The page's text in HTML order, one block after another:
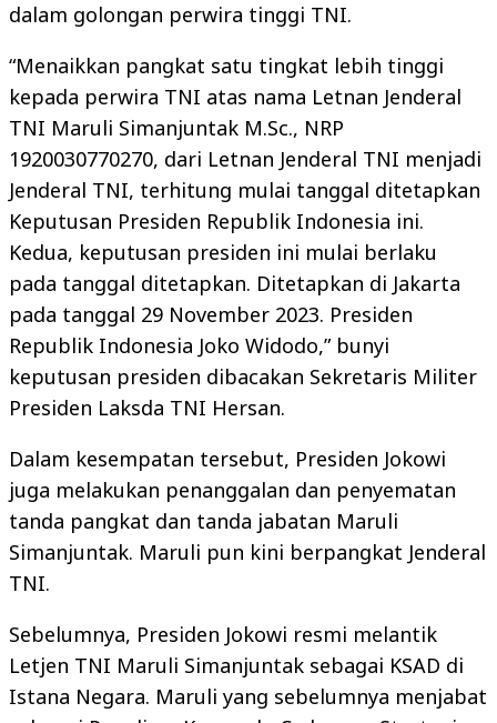
dalam golongan perwira tinggi TNI.
“Menaikkan pangkat satu tingkat lebih tinggi
kepada perwira TNI atas nama Letnan Jenderal
TNI Maruli Simanjuntak M.Sc., NRP
1920030770270, dari Letnan Jenderal TNI menjadi
Jenderal TNI, terhitung mulai tanggal ditetapkan
Keputusan Presiden Republik Indonesia ini.
Kedua, keputusan presiden ini mulai berlaku
pada tanggal ditetapkan. Ditetapkan di Jakarta
pada tanggal 29 November 2023. Presiden
Republik Indonesia Joko Widodo,” bunyi
keputusan presiden dibacakan Sekretaris Militer
Presiden Laksda TNI Hersan.
Dalam kesempatan tersebut, Presiden Jokowi
juga melakukan penanggalan dan penyematan
tanda pangkat dan tanda jabatan Maruli
Simanjuntak. Maruli pun kini berpangkat Jenderal
TNI.
Sebelumnya, Presiden Jokowi resmi melantik
Letjen TNI Maruli Simanjuntak sebagai KSAD di
Istana Negara. Maruli yang sebelumnya menjabat